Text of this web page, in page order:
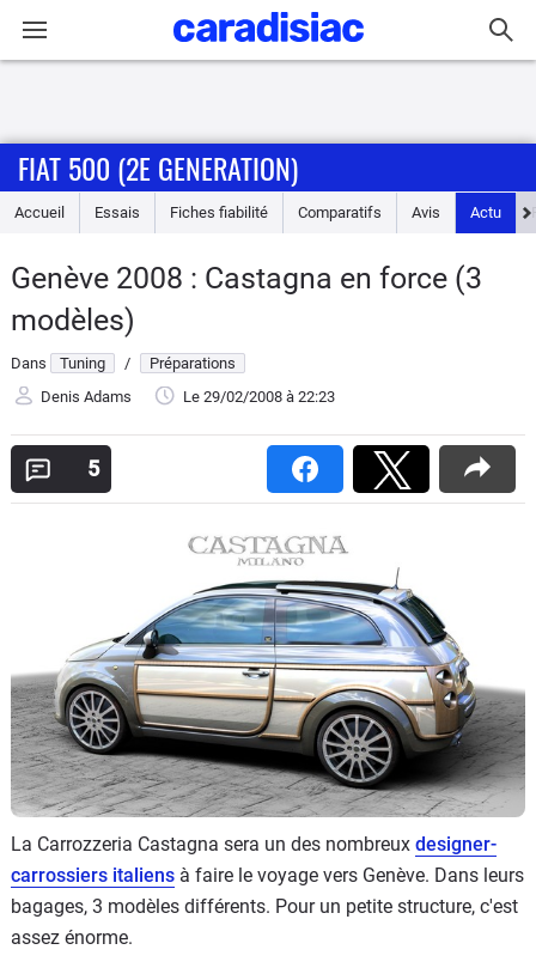
Accueil
Essais
Guide
d'achat
Electriques
Utilitaires
Services
Forum
Moto
Marques
FIAT 500 (2E GENERATION)
Accueil Essais Fiches fiabilité Comparatifs Avis Actu
Genève 2008 : Castagna en force (3
modèles)
Dans Tuning /
Préparations
Denis Adams
Le 29/02/2008 à 22:23
5
La Carrozzeria Castagna sera un des nombreux designer-
carrossiers italiens à faire le voyage vers Genève. Dans leurs
bagages, 3 modèles différents. Pour un petite structure, c'est
assez énorme.